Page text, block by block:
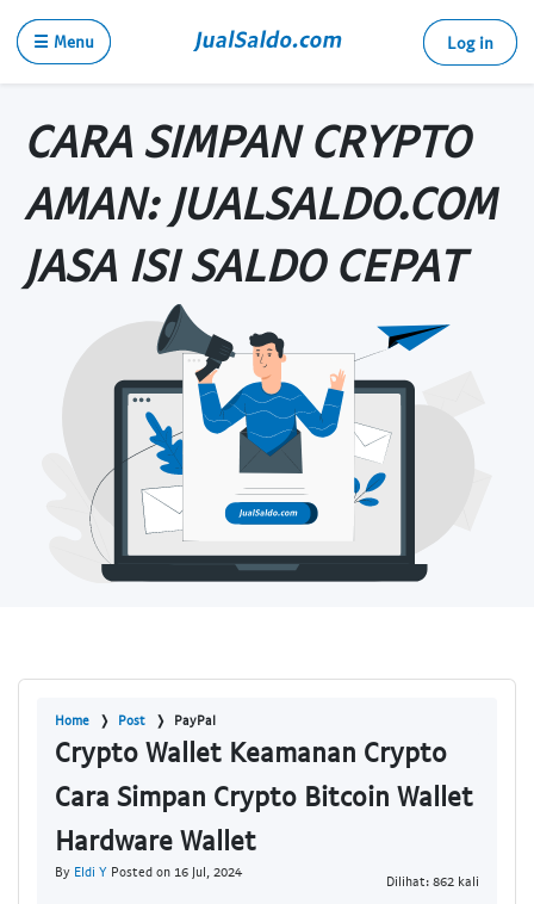
☰ Menu Log in
CARA SIMPAN CRYPTO
AMAN: JUALSALDO.COM
JASA ISI SALDO CEPAT
Home Post PayPal
Crypto Wallet Keamanan Crypto
Cara Simpan Crypto Bitcoin Wallet
Hardware Wallet
By Eldi Y Posted on 16 Jul, 2024
Dilihat: 862 kali